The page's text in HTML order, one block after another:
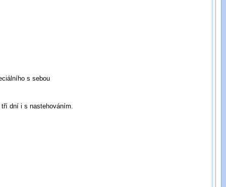
s sebou
dní i s nastehováním.